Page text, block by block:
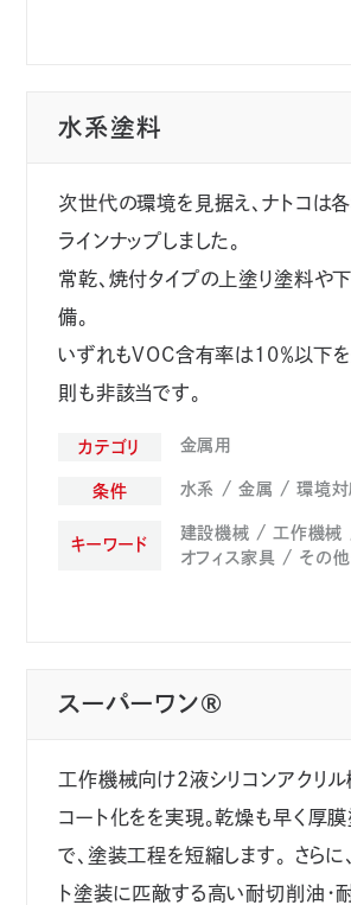
1コート
水系塗料
次世代の環境を見据え、ナトコは
ラインナップしました。
常乾、焼付タイプの上塗り塗料や
備。
いずれもVOC含有率は10％以下を
則も非該当です。
カテゴリ 金属用
条件 水系 金属 環境対
キーワード
建設機械
工作機械
オフィス家具
その
スーパーワン®
工作機械向け２液シリコンアクリル
コート化をを実現。乾燥も早く厚
で、塗装工程を短縮します。 さらに
ト塗装に匹敵する高い耐切削油・